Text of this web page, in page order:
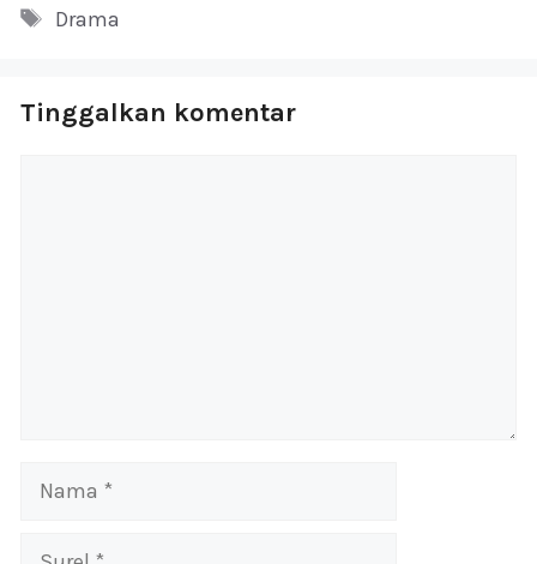
Tag
Drama
Tinggalkan komentar
Nama
Surel